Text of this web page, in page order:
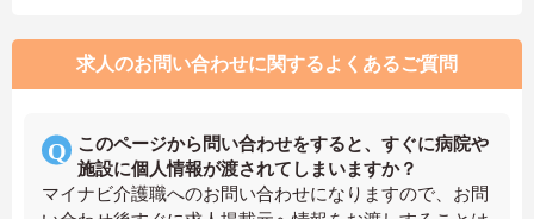
求人のお問い合わせに関するよくあるご質問
このページから問い合わせをすると、すぐに病院や
施設に個人情報が渡されてしまいますか？
マイナビ介護職へのお問い合わせになりますので、お問